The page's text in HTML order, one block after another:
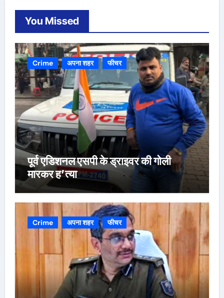
You Missed
Crime अपना शहर फीचर
पूर्व एडिशनल एसपी के ड्राइवर की गोली
मारकर ह’त्या
Crime अपना शहर फीचर